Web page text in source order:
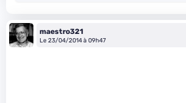
maestro321
Le 23/04/2014 à 09h47